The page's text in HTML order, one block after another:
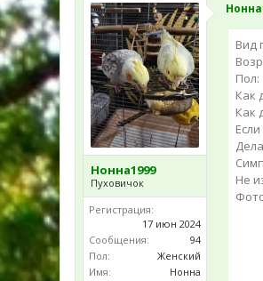
Нонна1999
Пуховичок
Регистрация:
17 июн 2024
Сообщения:
94
Пол:
Женский
Имя:
Нонна
Вид
Пол:
Как
Как
Не